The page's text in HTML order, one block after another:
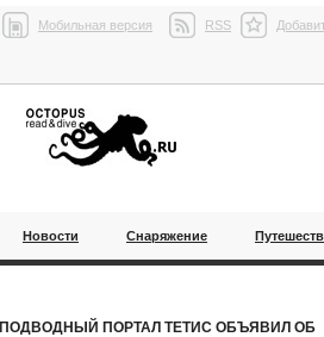
Мобильная версия RSS
Новости Снаряжение
ПОДВОДНЫЙ ПОРТАЛ ТЕТИС ОБЪЯВИЛ ОБ